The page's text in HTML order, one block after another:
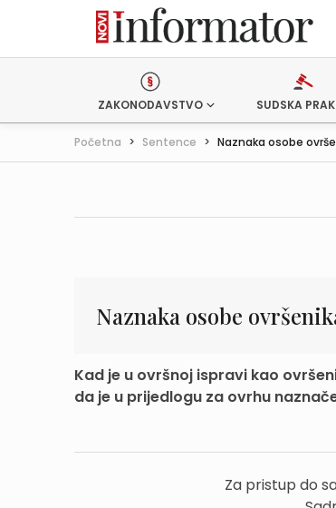
ZAKONODAVSTVO SUDSKA
Početna > Sentence > Naznaka osobe
Naznaka osobe
Kad je u ovršnoj ispravi kao
da je u prijedlogu za ovrhu
Za pristup do